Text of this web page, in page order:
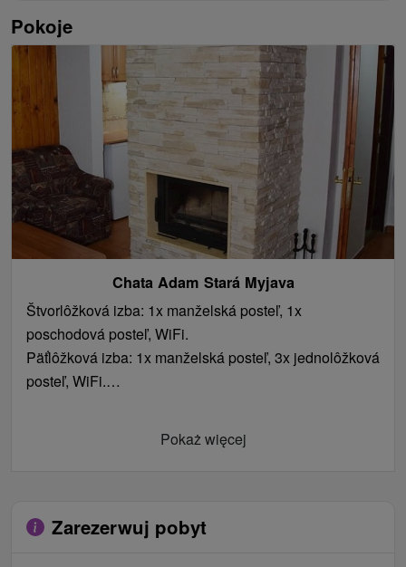
Pokoje
Chata Adam Stará Myjava
Štvorlôžková izba: 1x manželská posteľ, 1x
poschodová posteľ, WiFi.
Päťlôžková izba: 1x manželská posteľ, 3x jednolôžková
posteľ, WiFi.
Pokaż więcej
Zarezerwuj pobyt